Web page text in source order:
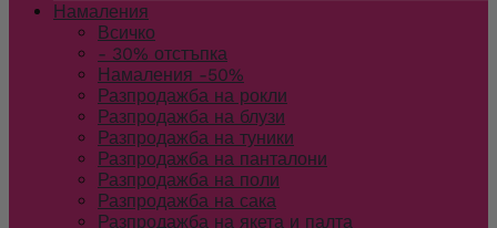
Намаления
Всичко
- 30% отстъпка
Намаления -50%
Разпродажба на рокли
Разпродажба на блузи
Разпродажба на туники
Разпродажба на панталони
Разпродажба на поли
Разпродажба на сака
Разпродажба на якета и палта